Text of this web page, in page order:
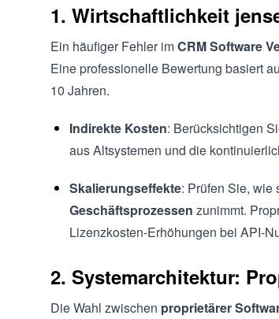
1. Wirtschaftlichkeit
Ein häufiger Fehler imCRM Software
Eine professionelle Bewertung basiert
10 Jahren.
Indirekte Kosten: Berücksichtigen
aus Altsystemen und die
Skalierungseffekte: Prüfen Sie, wie
Geschäftsprozessen zunimmt.
Lizenzkosten-Erhöhungen bei API-
2. Systemarchitektur:
Die Wahl zwischen proprietärer